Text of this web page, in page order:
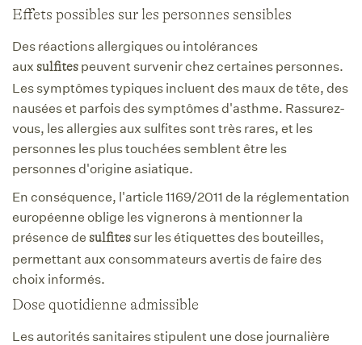
Effets possibles sur les personnes sensibles
Des réactions allergiques ou intolérances
aux sulfites peuvent survenir chez certaines personnes.
Les symptômes typiques incluent des maux de tête, des
nausées et parfois des symptômes d'asthme. Rassurez-
vous, les allergies aux sulfites sont très rares, et les
personnes les plus touchées semblent être les
personnes d'origine asiatique.
En conséquence, l'article 1169/2011 de la réglementation
européenne oblige les vignerons à mentionner la
présence de sulfites sur les étiquettes des bouteilles,
permettant aux consommateurs avertis de faire des
choix informés.
Dose quotidienne admissible
Les autorités sanitaires stipulent une dose journalière